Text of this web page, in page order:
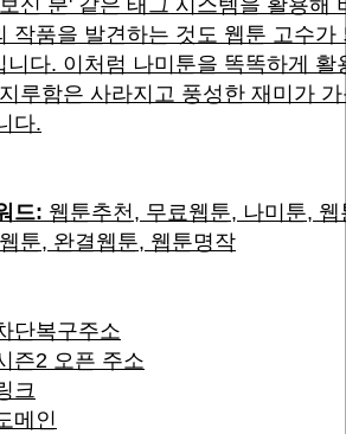
신 분' 같은 태그 시스템을 활용해
작품을 발견하는 것도 웹툰 고수가
니다. 이처럼 나미툰을 똑똑하게 활
루함은 사라지고 풍성한 재미가
다.
드: 웹툰추천, 무료웹툰, 나미툰, 웹
툰, 완결웹툰, 웹툰명작
단복구주소
즌2 오픈 주소
크
메인